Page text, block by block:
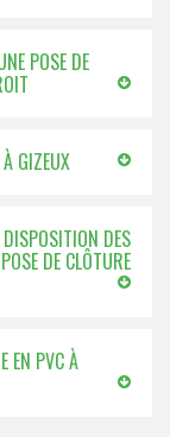
POSE DE
GIZEUX
DES
DE CLÔTURE
EN PVC À